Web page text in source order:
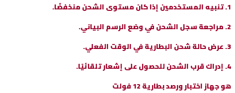
1. تنبيه المستخدمين إذا كان مستوى الشحن منخفضًا.
2. مراجعة سجل الشحن في وضع الرسم البياني.
3. عرض حالة شحن البطارية في الوقت الفعلي.
4. إدراك قرب الشحن للحصول على إشعار تلقائيًا.
هو جهاز اختبار ورصد بطارية 12 فولت